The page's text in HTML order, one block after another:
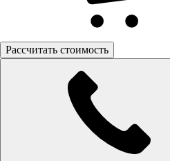
Рассчитать стоимость